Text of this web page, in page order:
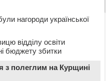
нагороди української
відділу освіти
бюджету збитки
з полеглим на Курщині